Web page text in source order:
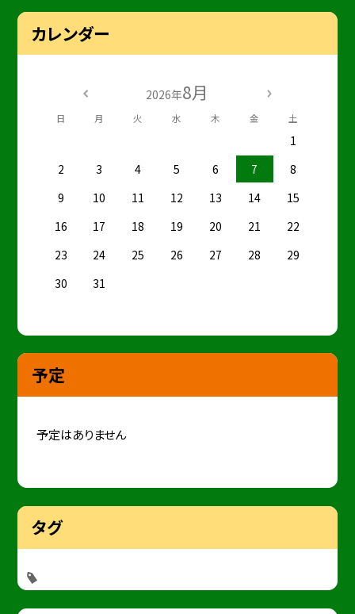
カレンダー
2026年8月
日 月 火 水 木 金 土
1
2
3 4 5 6 7
8
9
10 11 12 13 14
15
16
17 18 19 20 21
22
23
24 25 26 27 28
29
30
31
予定
予定はありません
タグ